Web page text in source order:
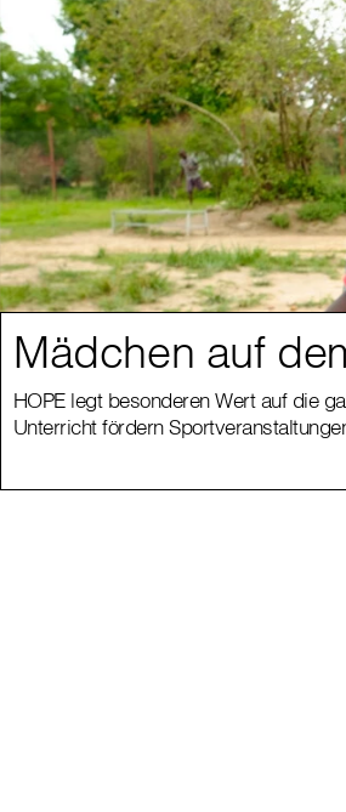
Mädchen auf
HOPE legt besonderen Wert auf die
Unterricht fördern